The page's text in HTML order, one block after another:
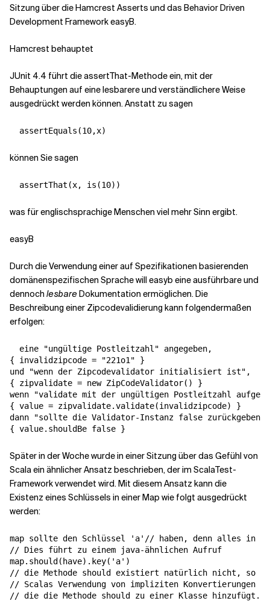
Sitzung über die Hamcrest Asserts und das Behavior Driven
Development Framework easyB.
Hamcrest behauptet
JUnit 4.4 führt die assertThat-Methode ein, mit der
Behauptungen auf eine lesbarere und verständlichere Weise
ausgedrückt werden können. Anstatt zu sagen
  assertEquals(10,x)
können Sie sagen
  assertThat(x, is(10))
was für englischsprachige Menschen viel mehr Sinn ergibt.
easyB
Durch die Verwendung einer auf Spezifikationen basierenden
domänenspezifischen Sprache will easyb eine ausführbare und
dennoch lesbareDokumentation ermöglichen. Die
Beschreibung einer Zipcodevalidierung kann folgendermaßen
erfolgen:
  eine "ungültige Postleitzahl" angegeben,
{ invalidzipcode = "221o1" }
und "wenn der Zipcodevalidator initialisiert ist",
{ zipvalidate = new ZipCodeValidator() }
wenn "validate mit der ungültigen Postleitzahl
{ value = zipvalidate.validate(invalidzipcode) }
dann "sollte die Validator-Instanz false zurückgeben",
{ value.shouldBe false }
Später in der Woche wurde in einer Sitzung über das Gefühl von
Scala ein ähnlicher Ansatz beschrieben, der im ScalaTest-
Framework verwendet wird. Mit diesem Ansatz kann die
Existenz eines Schlüssels in einer Map wie folgt ausgedrückt
werden:
map sollte den Schlüssel 'a'// haben, denn alles in
// Dies führt zu einem java-ähnlichen Aufruf
map.should(have).key('a')
// die Methode should existiert natürlich nicht, so
// Scalas Verwendung von impliziten Konvertierungen
// die die Methode should zu einer Klasse hinzufügt.